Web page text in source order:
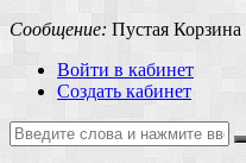
Сообщение: Пустая Корзина
Войти в кабинет
Создать кабинет